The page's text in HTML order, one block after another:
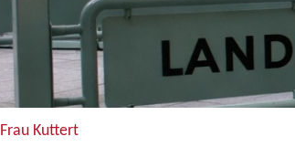
Frau Kuttert